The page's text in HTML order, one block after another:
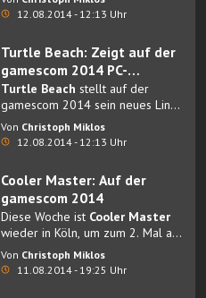
DROPZONE-Stand in der
Gaming-Gemeinde sprechen und
sein neues Meisterwerk Star
Citizen vorstellen.
12.08.2014 - 12:13 Uhr
Turtle Beach: Zeigt auf der
gamescom 2014 PC-
Headsets, Mäuse und
Tastaturen
Turtle Beach stellt auf der
gamescom 2014 sein neues Line-
Up an Headsets und Zubehör vor
– dazu zählen auch
Von Christoph Miklos
12.08.2014 - 12:13 Uhr
Cooler Master: Auf der
gamescom 2014
Diese Woche ist Cooler Master
wieder in Köln, um zum 2. Mal an
derGamescomals exklusiver
Partner an der ESL-Arena in Folge
Von Christoph Miklos
11.08.2014 - 19:25 Uhr